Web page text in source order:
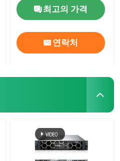
최고의 가격
연락처